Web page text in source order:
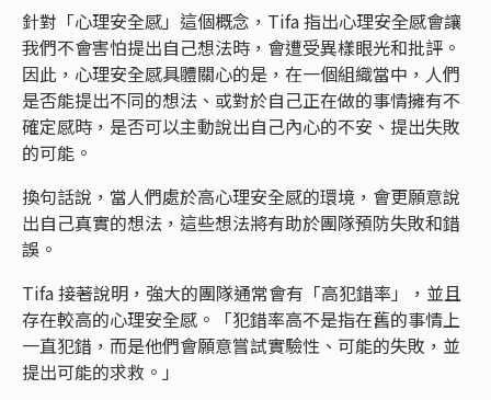
針對「心理安全感」這個概念，Tifa 指出心理安全感會讓
我們不會害怕提出自己想法時，會遭受異樣眼光和批評。
因此，心理安全感具體關心的是，在一個組織當中，人們
是否能提出不同的想法、或對於自己正在做的事情擁有不
確定感時，是否可以主動說出自己內心的不安、提出失敗
的可能。
換句話說，當人們處於高心理安全感的環境，會更願意說
出自己真實的想法，這些想法將有助於團隊預防失敗和錯
誤。
Tifa 接著說明，強大的團隊通常會有「高犯錯率」，並且
存在較高的心理安全感。「犯錯率高不是指在舊的事情上
一直犯錯，而是他們會願意嘗試實驗性、可能的失敗，並
提出可能的求救。」